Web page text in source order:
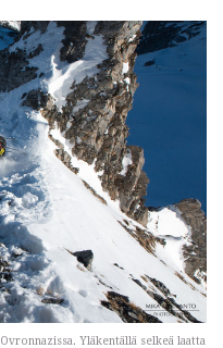
Yläkentällä selkeä laatta